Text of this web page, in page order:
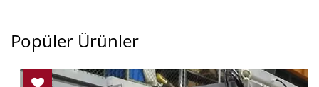
Popüler Ürünler